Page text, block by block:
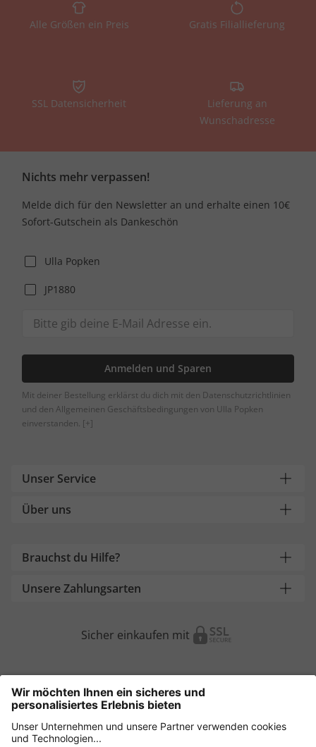
Alle Größen ein Preis Gratis Filiallieferung
SSL Datensicherheit
Lieferung an
Wunschadresse
Nichts mehr verpassen!
Melde dich für den Newsletter an und erhalte einen 10€
Sofort-Gutschein als Dankeschön
Ulla Popken
JP1880
Anmelden und Sparen
Mit deiner Bestellung erklärst du dich mit den Datenschutzrichtlinien
und den Allgemeinen Geschäftsbedingungen von Ulla Popken
einverstanden. [+]
Unser Service
Über uns
Brauchst du Hilfe?
Unsere Zahlungsarten
Sicher einkaufen mit
Weitere Onlineshops